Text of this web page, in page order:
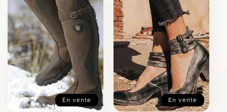
En vente En vente